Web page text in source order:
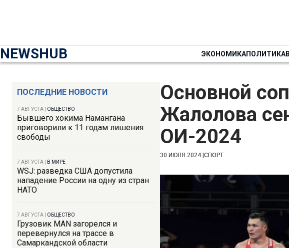
NEWSHUB ЭКОНОМИКАПОЛИТИКА
ПОСЛЕДНИЕ НОВОСТИ
7 АВГУСТА ОБЩЕСТВО
Бывшего хокима Намангана
приговорили к 11 годам лишения
свободы
7 АВГУСТА В МИРЕ
WSJ: разведка США допустила
нападение России на одну из стран
НАТО
7 АВГУСТА ОБЩЕСТВО
Грузовик MAN загорелся и
перевернулся на трассе в
Самаркандской области
Основной
Жалолова
ОИ-2024
30 ИЮЛЯ 2024| СПОРТ